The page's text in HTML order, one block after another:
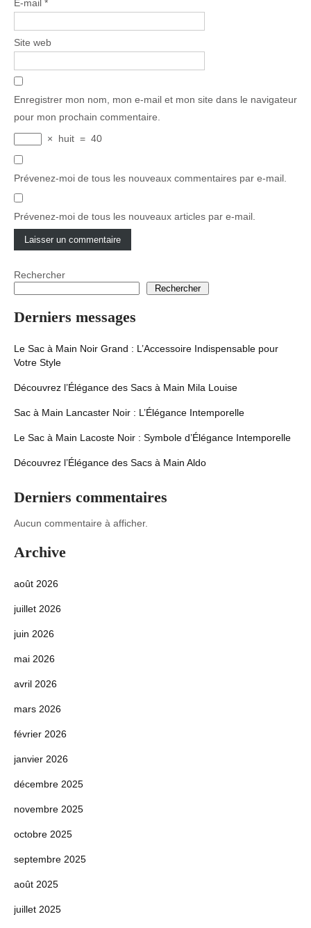
E-mail *
Site web
Enregistrer mon nom, mon e-mail et mon site dans le navigateur
pour mon prochain commentaire.
×
huit = 40
Prévenez-moi de tous les nouveaux commentaires par e-mail.
Prévenez-moi de tous les nouveaux articles par e-mail.
Rechercher
Rechercher
Derniers messages
Le Sac à Main Noir Grand : L’Accessoire Indispensable pour
Votre Style
Découvrez l’Élégance des Sacs à Main Mila Louise
Sac à Main Lancaster Noir : L’Élégance Intemporelle
Le Sac à Main Lacoste Noir : Symbole d’Élégance Intemporelle
Découvrez l’Élégance des Sacs à Main Aldo
Derniers commentaires
Aucun commentaire à afficher.
Archive
août 2026
juillet 2026
juin 2026
mai 2026
avril 2026
mars 2026
février 2026
janvier 2026
décembre 2025
novembre 2025
octobre 2025
septembre 2025
août 2025
juillet 2025